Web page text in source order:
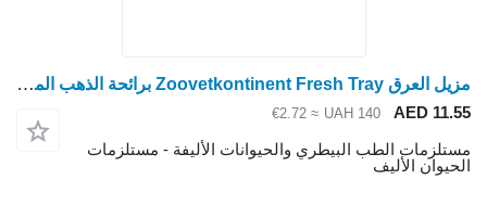
مزيل العرق Zoovetkontinent Fresh Tray برائحة الذهب المضادة للرائحة
AED
UAH 140
≈ €2.72
الطب البيطري والحيوانات الأليفة - مستلزمات
الأليف